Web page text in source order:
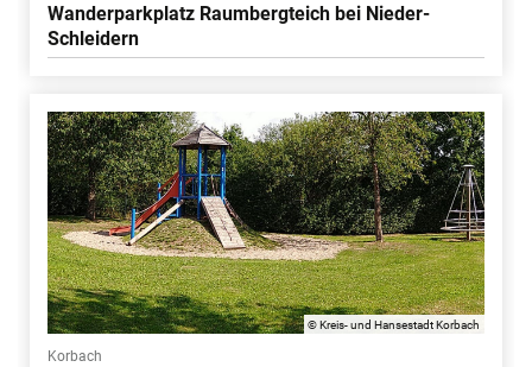
Wanderparkplatz Raumbergteich bei Nieder-
Schleidern
© Kreis- und Hansestadt Korbach
Korbach